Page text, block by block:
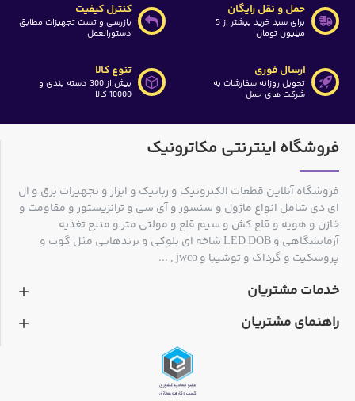
حمل و نقل رایگان
برای سبد خرید بیشتر از 5
میلیون تومان
کنترل کیفیت
بازرسی و تست تجهیزات مطابق
دستورالعمل
ارسال فوری
تحویل روزانه سفارشات به
شرکت های حمل
تنوع کالا
بیش از 300 دسته بندی و
10000 کالا
فروشگاه اینترنتی مکاترونیک
فروشگاه آنلاین قطعات الکترونیک و رباتیک و ابزار و تجهیزات برق و ال
ای دی شامل انواع ماژول و سنسور و آی سی و ترانزیستور و مقاومت و
خازن و هویه و قلع کش و سیم قلع و مولتی متر و منبع تغذیه
آزمایشگاهی و LED DOB شاخه ای بلوکی و برندهایی مثل گوت و
پروسکیت و گرداک و توشیبا و jwco , ...
خدمات مشتریان
راهنمای مشتریان